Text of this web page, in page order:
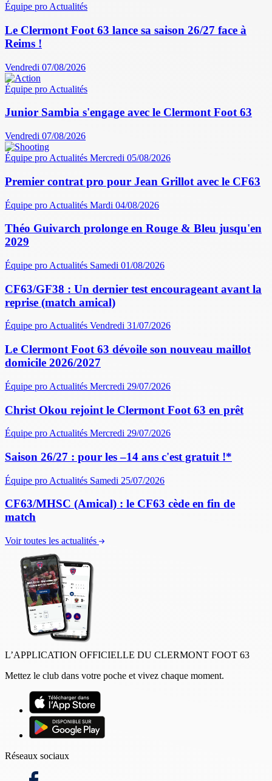
Équipe pro Actualités
Le Clermont Foot 63 lance sa saison 26/27 face à
Reims !
Vendredi 07/08/2026
Équipe pro Actualités
Junior Sambia s'engage avec le Clermont Foot 63
Vendredi 07/08/2026
Équipe pro Actualités Mercredi 05/08/2026
Premier contrat pro pour Jean Grillot avec le CF63
Équipe pro Actualités Mardi 04/08/2026
Théo Guivarch prolonge en Rouge & Bleu jusqu'en
2029
Équipe pro Actualités Samedi 01/08/2026
CF63/GF38 : Un dernier test encourageant avant la
reprise (match amical)
Équipe pro Actualités Vendredi 31/07/2026
Le Clermont Foot 63 dévoile son nouveau maillot
domicile 2026/2027
Équipe pro Actualités Mercredi 29/07/2026
Christ Okou rejoint le Clermont Foot 63 en prêt
Équipe pro Actualités Mercredi 29/07/2026
Saison 26/27 : pour les –14 ans c'est gratuit !*
Équipe pro Actualités Samedi 25/07/2026
CF63/MHSC (Amical) : le CF63 cède en fin de
match
Voir toutes les actualités
L’APPLICATION OFFICIELLE DU CLERMONT FOOT 63
Mettez le club dans votre poche et vivez chaque moment.
Réseaux sociaux